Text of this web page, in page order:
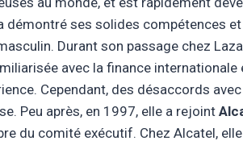
démontré ses solides compétences
Durant son passage chez
avec la finance
Cependant, des désaccords
Peu après, en 1997, elle a rejoint
du comité exécutif. Chez Alcatel,